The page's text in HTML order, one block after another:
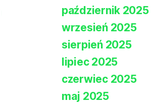
październik 2025
wrzesień 2025
sierpień 2025
lipiec 2025
czerwiec 2025
maj 2025